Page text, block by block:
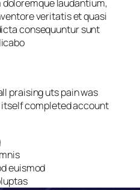
laudantium,
veritatis et quasi
consequuntur sunt
praising uts pain was
itself completed account
euismod